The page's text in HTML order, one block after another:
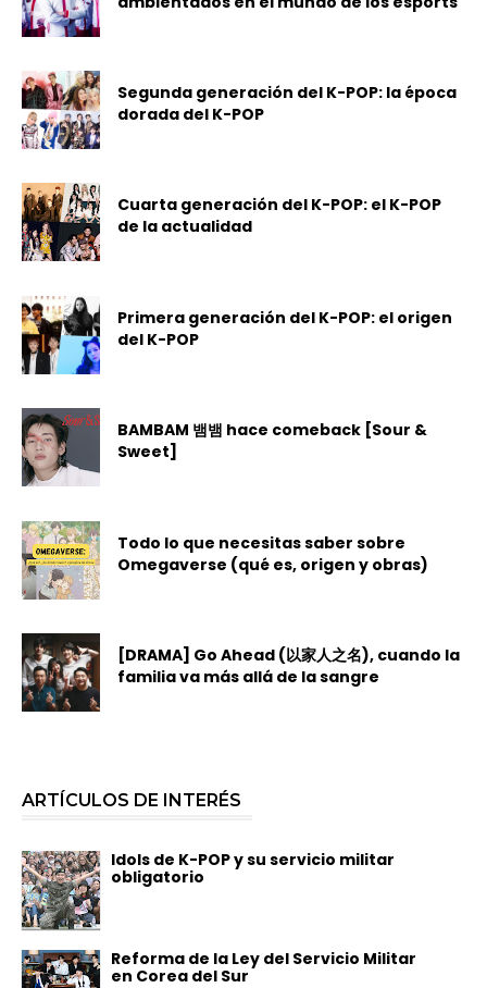
Segunda generación del K-POP: la época
dorada del K-POP
Cuarta generación del K-POP: el K-POP
de la actualidad
Primera generación del K-POP: el origen
del K-POP
BAMBAM 뱀뱀 hace comeback [Sour &
Sweet]
Todo lo que necesitas saber sobre
Omegaverse (qué es, origen y obras)
[DRAMA] Go Ahead (以家人之名), cuando la
familia va más allá de la sangre
ARTÍCULOS DE INTERÉS
Idols de K-POP y su servicio militar
obligatorio
Reforma de la Ley del Servicio Militar
en Corea del Sur